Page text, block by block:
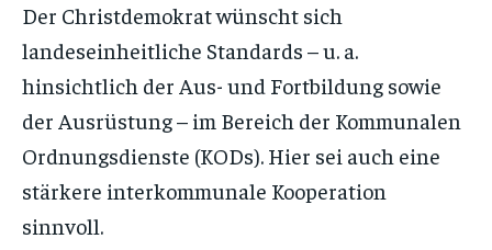
Der Christdemokrat wünscht sich
landeseinheitliche Standards – u. a.
hinsichtlich der Aus- und Fortbildung sowie
der Ausrüstung – im Bereich der Kommunalen
Ordnungsdienste (KODs). Hier sei auch eine
stärkere interkommunale Kooperation
sinnvoll.